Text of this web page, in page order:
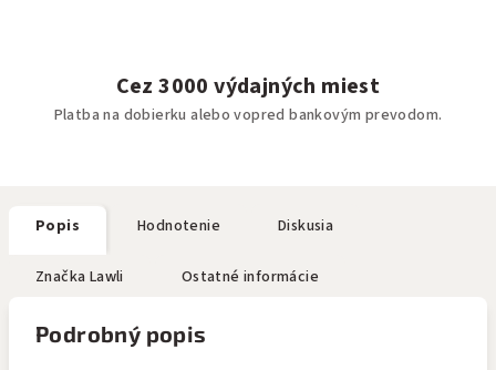
Cez 3000 výdajných miest
Platba na dobierku alebo vopred bankovým prevodom.
Popis Hodnotenie Diskusia
Značka Lawli Ostatné informácie
Podrobný popis